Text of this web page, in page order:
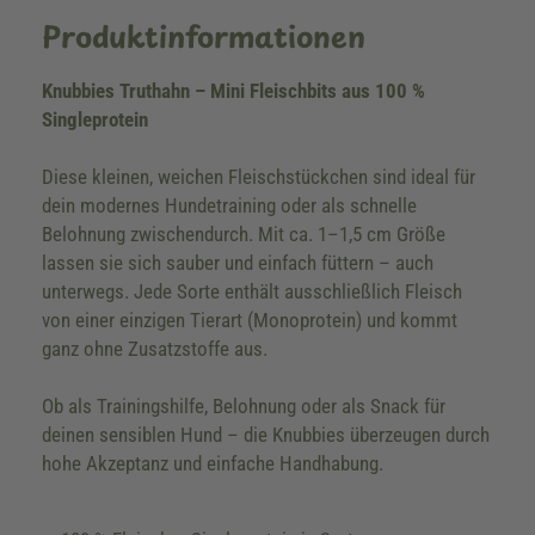
Produktinformationen
Knubbies Truthahn – Mini Fleischbits aus 100 %
Singleprotein
Diese kleinen, weichen Fleischstückchen sind ideal für
dein modernes Hundetraining oder als schnelle
Belohnung zwischendurch. Mit ca. 1–1,5 cm Größe
lassen sie sich sauber und einfach füttern – auch
unterwegs. Jede Sorte enthält ausschließlich Fleisch
von einer einzigen Tierart (Monoprotein) und kommt
ganz ohne Zusatzstoffe aus.
Ob als Trainingshilfe, Belohnung oder als Snack für
deinen sensiblen Hund – die Knubbies überzeugen durch
hohe Akzeptanz und einfache Handhabung.